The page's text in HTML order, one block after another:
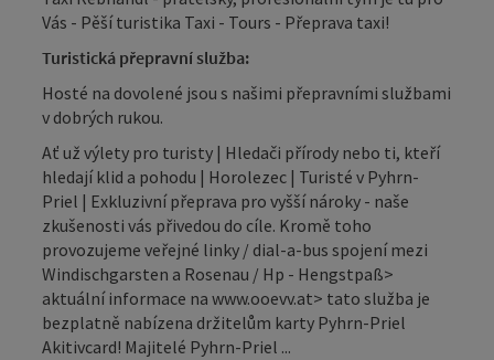
Vás - Pěší turistika Taxi - Tours - Přeprava taxi!
Turistická přepravní služba:
Hosté na dovolené jsou s našimi přepravními službami
v dobrých rukou.
Ať už výlety pro turisty | Hledači přírody nebo ti, kteří
hledají klid a pohodu | Horolezec | Turisté v Pyhrn-
Priel | Exkluzivní přeprava pro vyšší nároky - naše
zkušenosti vás přivedou do cíle. Kromě toho
provozujeme veřejné linky / dial-a-bus spojení mezi
Windischgarsten a Rosenau / Hp - Hengstpaß>
aktuální informace na www.ooevv.at> tato služba je
bezplatně nabízena držitelům karty Pyhrn-Priel
Akitivcard! Majitelé Pyhrn-Priel ...